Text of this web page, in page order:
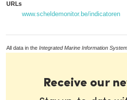
URLs
www.scheldemonitor.be/indicatoren
All data in the Integrated Marine Information System
Receive our